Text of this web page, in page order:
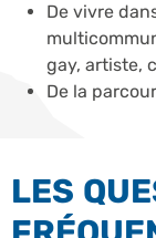
De vivre
gay, artiste,
De la
LES